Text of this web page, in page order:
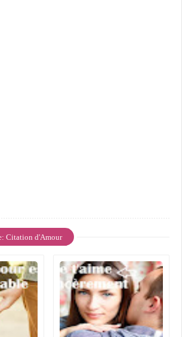
Citation d'Amour